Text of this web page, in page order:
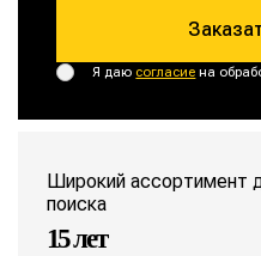
Я даю согласие на
Широкий ассортимент
поиска
15 лет